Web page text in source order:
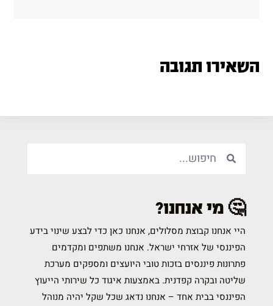
השאירו תגובה
🤔 מי אנחנו?
היי אנחנו קבוצת מסלולים, אנחנו כאן כדי לבצע שינוי בידע
הפיננסי של אזרחי ישראל. אנחנו משתפים ומקדמים
פתרונות פיננסים בזכות טובי היועצים ומספקים מערכת
שליטה ובקרה קפדנית. באמצעות איגוד כל שירותי הייעוץ
הפיננסי בבית אחד – אנחנו נדאג שכל שקל יהיה מנוהל